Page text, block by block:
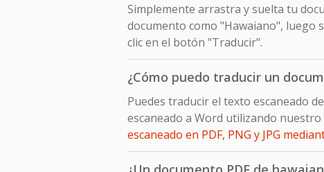
Simplemente arrastra y suelta tu
documento como "Hawaiano", luego
clic en el botón "Traducir".
¿Cómo puedo traducir un
Puedes traducir el texto escaneado
escaneado a Word utilizando
escaneado en PDF, PNG y JPG